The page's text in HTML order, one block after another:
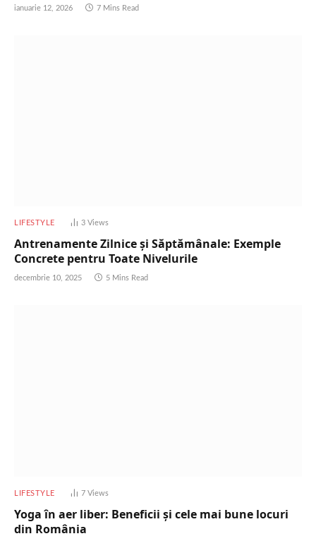
ianuarie 12, 2026 7 Mins Read
LIFESTYLE 3 Views
Antrenamente Zilnice și Săptămânale: Exemple
Concrete pentru Toate Nivelurile
decembrie 10, 2025 5 Mins Read
LIFESTYLE 7 Views
Yoga în aer liber: Beneficii și cele mai bune locuri
din România